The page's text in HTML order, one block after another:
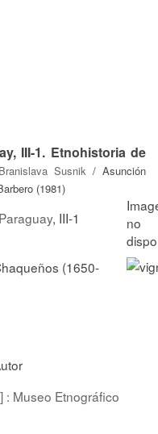
III-1. Etnohistoria de
Branislava Susnik / Asunción
(1981)
, III-1
(1650-
: Museo Etnográfico